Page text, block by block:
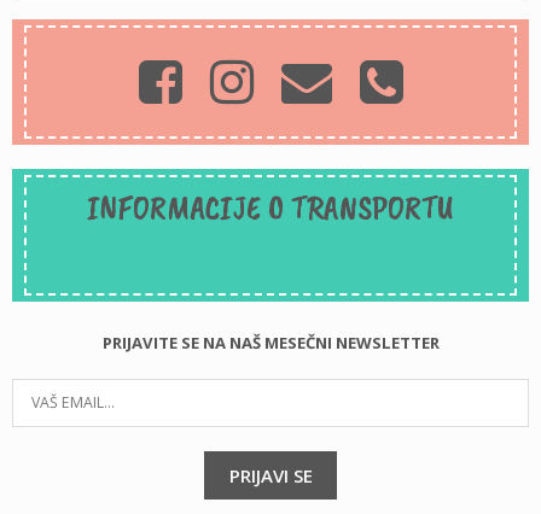
INFORMACIJE O TRANSPORTU
PRIJAVITE SE NA NAŠ MESEČNI NEWSLETTER
PRIJAVI SE